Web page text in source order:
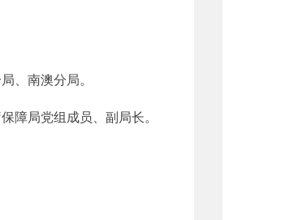
、南澳分局。
障局党组成员、副局长。